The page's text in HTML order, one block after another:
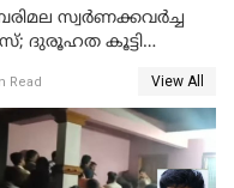
സ്വര്‍ണക്കവര്‍ച്ച
ദുരൂഹത കൂട്ടി
Read View All